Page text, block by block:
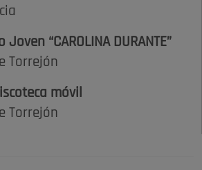
“CAROLINA DURANTE”
Torrejón
móvil
Torrejón